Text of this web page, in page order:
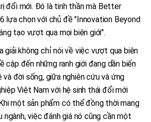
đổi mới. Đó là tinh thần mà Better
lựa chọn với chủ đề "Innovation Beyond
tạo vượt qua mọi biên giới".
giải không chỉ nói về việc vượt qua biên
cập đến những ranh giới đang dần biến
đời sống, giữa nghiên cứu và ứng
Việt Nam với hệ sinh thái đổi mới
một sản phẩm có thể đồng thời mang
ngành, việc đánh giá nó cũng cần một